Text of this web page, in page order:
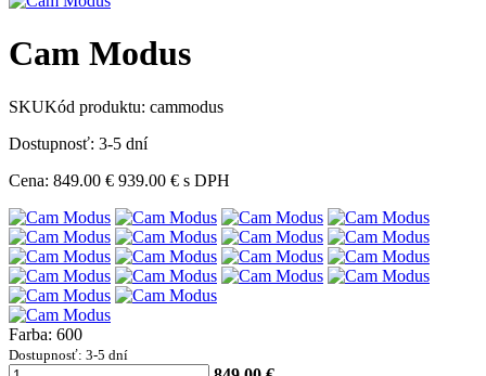
Cam Modus
SKUKód produktu: cammodus
Dostupnosť: 3-5 dní
Cena: 849.00 € 939.00 € s DPH
Farba: 600
Dostupnosť: 3-5 dní